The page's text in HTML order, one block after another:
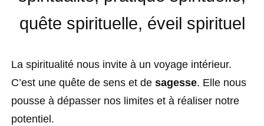
quête spirituelle, éveil spirituel
La spiritualité nous invite à un voyage intérieur.
C’est une quête de sens et de sagesse. Elle nous
pousse à dépasser nos limites et à réaliser notre
potentiel.